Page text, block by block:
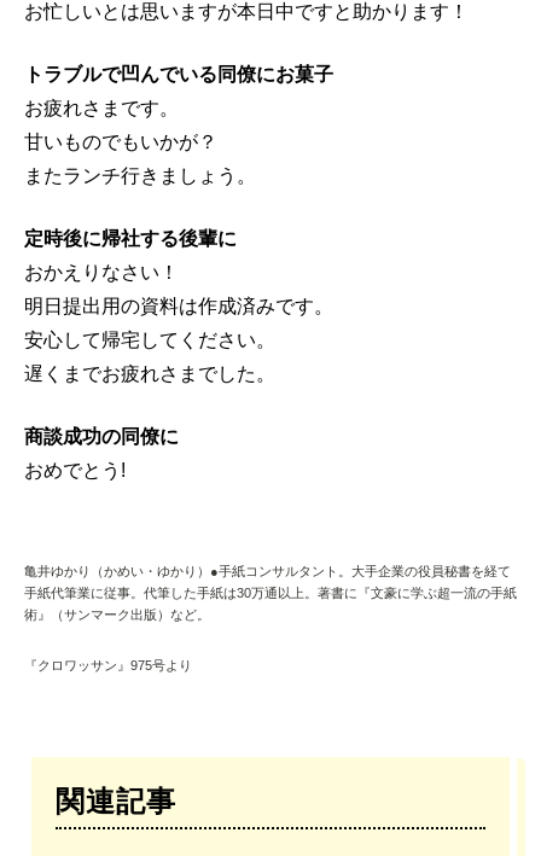
お忙しいとは思いますが本日中ですと助かります！
トラブルで凹んでいる同僚にお菓子
お疲れさまです。
甘いものでもいかが？
またランチ行きましょう。
定時後に帰社する後輩に
おかえりなさい！
明日提出用の資料は作成済みです。
安心して帰宅してください。
遅くまでお疲れさまでした。
商談成功の同僚に
おめでとう!
亀井ゆかり（かめい・ゆかり）●手紙コンサルタント。大手企業の役員秘書を経て
手紙代筆業に従事。代筆した手紙は30万通以上。著書に『文豪に学ぶ超一流の手紙
術』（サンマーク出版）など。
『クロワッサン』975号より
関連記事